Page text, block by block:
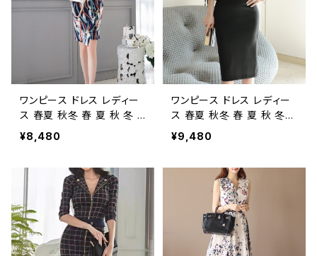
ス OL エレガント フォーマ
ル 大きいサイズ きれいめ ド
レスワンピース お呼ばれ 韓
国 ファッション オフィスカ
ジュアル 韓国風 キャバドレ
ス ナイトドレス ナイトワンピ
上品 大人 カジュアル 10代
20代 30代 40代 C-OSS0
OL エレガント フォーマル
大きいサイズ きれいめ ドレ
スワンピース お呼ばれ 韓
国 ファッション オフィスカ
ジュアル 韓国風 キャバドレ
ス ナイトドレス ナイトワンピ
上品 大人 カジュアル 10代
20代 30代 40代 C-OSS0
ワンピース ドレス レディー
ス 春夏 秋冬 春 夏 秋 冬 ド
レスワンピース ドレス タイ
トワンピース 長袖 パフスリ
Vネックワンピ ひざ丈 スリ
ット タイトドレス 長袖ワンピ
ワンピドレス ミニワンピ ショ
ート丈 ミモレ丈ワンピース
OL エレガント フォーマル
大きいサイズ きれいめ タイ
¥8,480
ワンピース ドレス レディー
ス 春夏 秋冬 春 夏 秋 冬
黒 ドレスワンピース ドレス
フレアワンピース ドット柄
ルー 切替 Vネック ひざ丈
フレアワンピ タイトワンピ ワ
ンピドレス ミモレ丈ワンピ
ース OL エレガント フォー
マル 大きいサイズ きれいめ
ドレスワンピース お呼ばれ
¥9,480